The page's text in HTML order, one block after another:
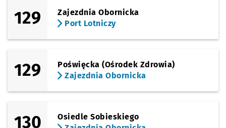
129
Zajezdnia Obornicka
Port Lotniczy
129
Poświęcka (Ośrodek Zdrowia)
Zajezdnia Obornicka
130
Osiedle Sobieskiego